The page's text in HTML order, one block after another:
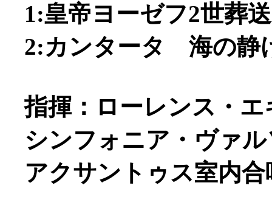
1:皇帝ヨーゼフ2世葬
2:カンタータ 海の静
指揮：ローレンス・エ
シンフォニア・ヴァ
アクサントゥス室内合